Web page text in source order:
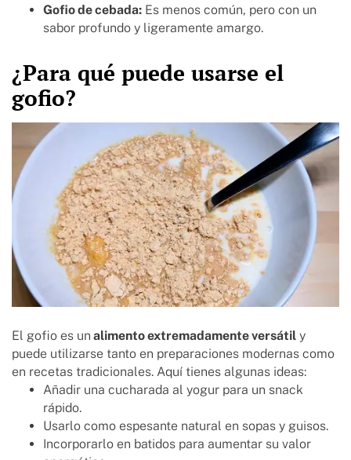
Gofio de cebada: Es menos común, pero con un
sabor profundo y ligeramente amargo.
¿Para qué puede usarse el
gofio?
El gofio es un alimento extremadamente versátil y
puede utilizarse tanto en preparaciones modernas como
en recetas tradicionales. Aquí tienes algunas ideas:
Añadir una cucharada al yogur para un snack
rápido.
Usarlo como espesante natural en sopas y guisos.
Incorporarlo en batidos para aumentar su valor